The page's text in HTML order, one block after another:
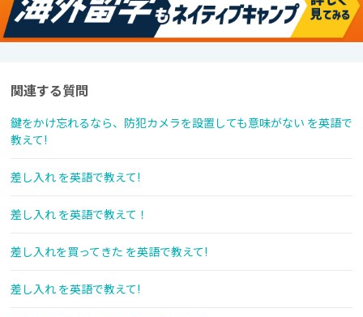
関連する質問
鍵をかけ忘れるなら、防犯カメラを設置しても意味がない を英語で
教えて!
差し入れ を英語で教えて!
差し入れ を英語で教えて！
差し入れを買ってきた を英語で教えて!
差し入れ を英語で教えて!